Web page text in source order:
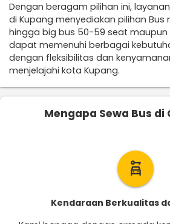
Dengan beragam pilihan ini,
di Kupang menyediakan pilihan
hingga big bus 50-59 seat maupun
dapat memenuhi berbagai
dengan fleksibilitas dan
menjelajahi kota Kupang.
Mengapa Sewa Bus di
car_rental
Kendaraan Berkualitas